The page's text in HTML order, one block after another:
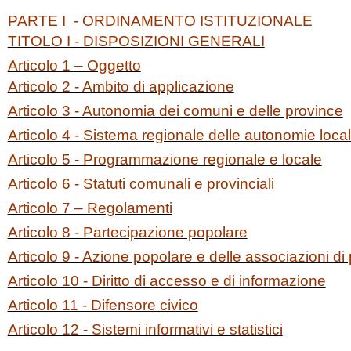
PARTE I - ORDINAMENTO ISTITUZIONALE
TITOLO I - DISPOSIZIONI GENERALI
Articolo 1 – Oggetto
Articolo 2 - Ambito di applicazione
Articolo 3 - Autonomia dei comuni e delle province
Articolo 4 - Sistema regionale delle autonomie
Articolo 5 - Programmazione regionale e locale
Articolo 6 - Statuti comunali e provinciali
Articolo 7 – Regolamenti
Articolo 8 - Partecipazione popolare
Articolo 9 - Azione popolare e delle associazioni
Articolo 10 - Diritto di accesso e di informazione
Articolo 11 - Difensore civico
Articolo 12 - Sistemi informativi e statistici